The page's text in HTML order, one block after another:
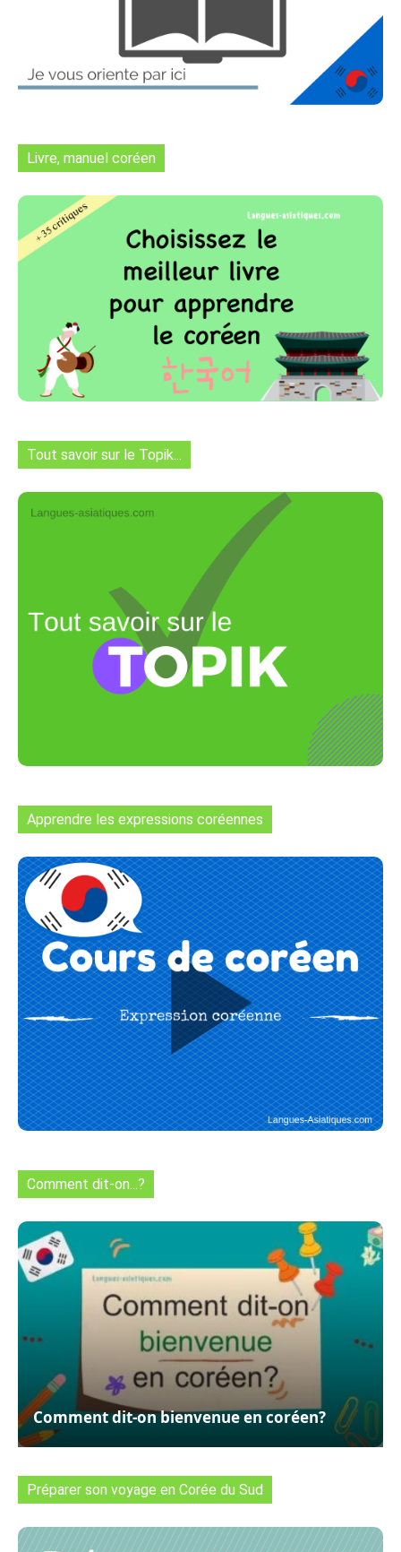
Livre, manuel coréen
Tout savoir sur le Topik...
Apprendre les expressions coréennes
Comment dit-on...?
Comment dit-on bienvenue en coréen?
Préparer son voyage en Corée du Sud